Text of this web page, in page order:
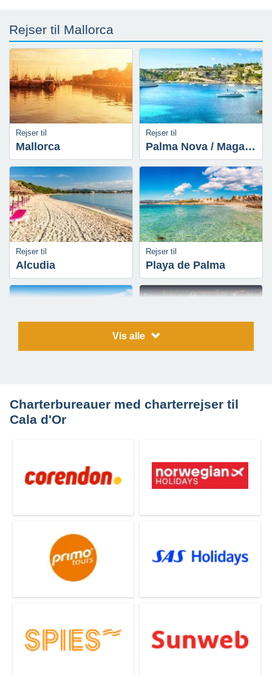
Rejser til Mallorca
Rejser til
Mallorca
Rejser til
Palma Nova / Magaluf
Rejser til
Alcudia
Rejser til
Playa de Palma
Porto Colom Porto Cristo
Vis alle
Charterbureauer med charterrejser til
Cala d'Or